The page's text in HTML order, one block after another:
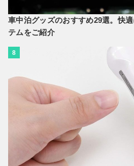
車中泊グッズのおすすめ29選。快
テムをご紹介
8